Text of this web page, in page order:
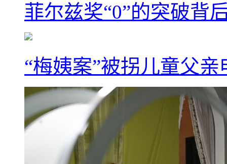
菲尔兹奖“0”的突破背
“梅姨案”被拐儿童父